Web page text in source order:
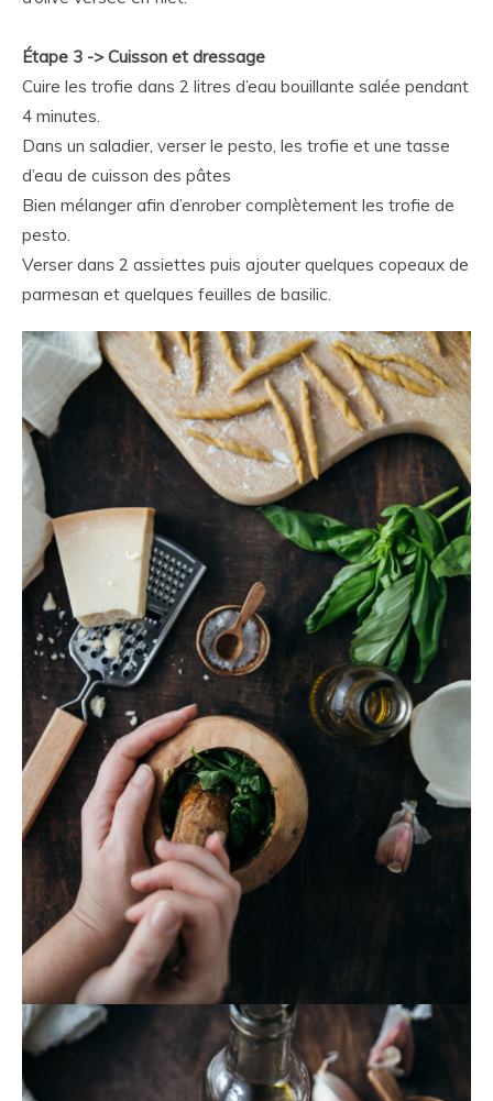
Étape 3 -> Cuisson et dressage
Cuire les trofie dans 2 litres d’eau bouillante salée pendant
4 minutes.
Dans un saladier, verser le pesto, les trofie et une tasse
d’eau de cuisson des pâtes
Bien mélanger afin d’enrober complètement les trofie de
pesto.
Verser dans 2 assiettes puis ajouter quelques copeaux de
parmesan et quelques feuilles de basilic.